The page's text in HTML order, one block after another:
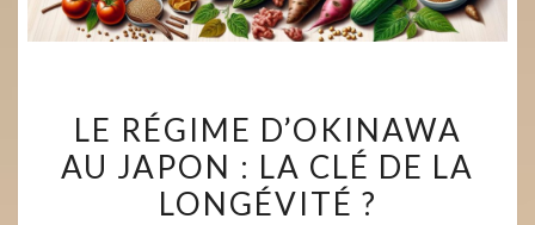
RÉGIME
D’OKINAWA
AU
LE RÉGIME D’OKINAWA
AU JAPON : LA CLÉ DE LA
LONGÉVITÉ ?